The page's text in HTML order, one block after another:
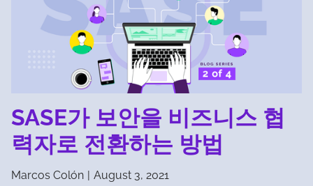
SASE가 보안을 비즈니스 협
력자로 전환하는 방법
Marcos Colón | August 3, 2021